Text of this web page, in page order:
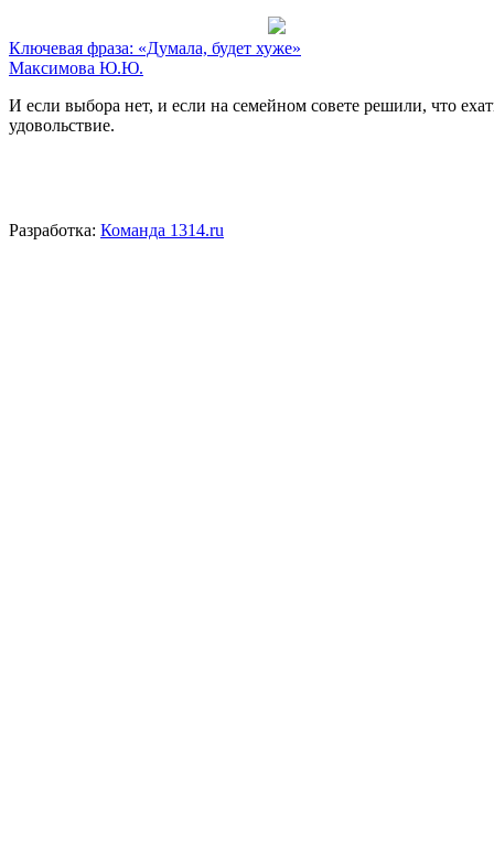
Ключевая фраза: «Думала, будет хуже»
Максимова Ю.Ю.
И если выбора нет, и если на семейном совете решили, что
удовольствие.
Разработка: Команда 1314.ru